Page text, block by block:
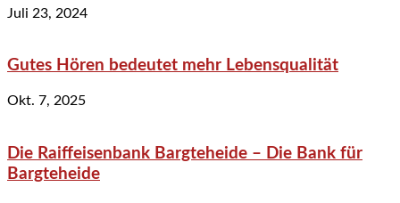
Juli 23, 2024
Gutes Hören bedeutet mehr Lebensqualität
Okt. 7, 2025
Die Raiffeisenbank Bargteheide – Die Bank für
Bargteheide